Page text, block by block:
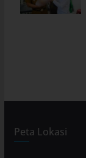
Peta Lokasi